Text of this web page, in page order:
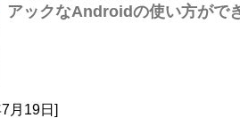
アックなAndroidの使い方がで
月19日]